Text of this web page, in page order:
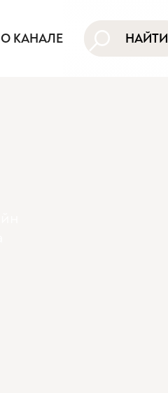
О КАНАЛЕ НАЙТИ